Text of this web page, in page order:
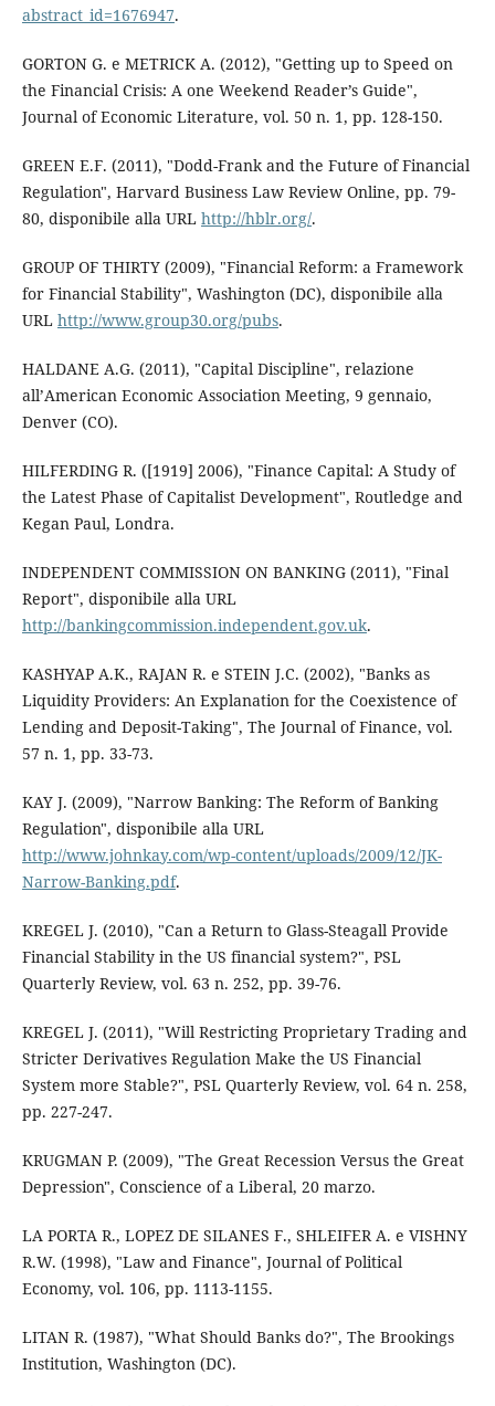
abstract_id=1676947.
GORTON G. e METRICK A. (2012), "Getting up to Speed on
the Financial Crisis: A one Weekend Reader’s Guide",
Journal of Economic Literature, vol. 50 n. 1, pp. 128-150.
GREEN E.F. (2011), "Dodd-Frank and the Future of Financial
Regulation", Harvard Business Law Review Online, pp. 79-
80, disponibile alla URL http://hblr.org/.
GROUP OF THIRTY (2009), "Financial Reform: a Framework
for Financial Stability", Washington (DC), disponibile alla
URL http://www.group30.org/pubs.
HALDANE A.G. (2011), "Capital Discipline", relazione
all’American Economic Association Meeting, 9 gennaio,
Denver (CO).
HILFERDING R. ([1919] 2006), "Finance Capital: A Study of
the Latest Phase of Capitalist Development", Routledge and
Kegan Paul, Londra.
INDEPENDENT COMMISSION ON BANKING (2011), "Final
Report", disponibile alla URL
http://bankingcommission.independent.gov.uk.
KASHYAP A.K., RAJAN R. e STEIN J.C. (2002), "Banks as
Liquidity Providers: An Explanation for the Coexistence of
Lending and Deposit-Taking", The Journal of Finance, vol.
57 n. 1, pp. 33-73.
KAY J. (2009), "Narrow Banking: The Reform of Banking
Regulation", disponibile alla URL
http://www.johnkay.com/wp-content/uploads/2009/12/JK-
Narrow-Banking.pdf.
KREGEL J. (2010), "Can a Return to Glass-Steagall Provide
Financial Stability in the US financial system?", PSL
Quarterly Review, vol. 63 n. 252, pp. 39-76.
KREGEL J. (2011), "Will Restricting Proprietary Trading and
Stricter Derivatives Regulation Make the US Financial
System more Stable?", PSL Quarterly Review, vol. 64 n. 258,
pp. 227-247.
KRUGMAN P. (2009), "The Great Recession Versus the Great
Depression", Conscience of a Liberal, 20 marzo.
LA PORTA R., LOPEZ DE SILANES F., SHLEIFER A. e VISHNY
R.W. (1998), "Law and Finance", Journal of Political
Economy, vol. 106, pp. 1113-1155.
LITAN R. (1987), "What Should Banks do?", The Brookings
Institution, Washington (DC).